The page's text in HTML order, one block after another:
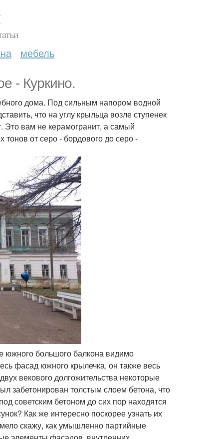
мебель
- Куркино.
дома. Под сильным напором водной
что на углу крыльца возле ступенек
Это вам не керамогранит, а самый
от серо - бордового до серо -
южного большого балкона видимо
фасад южного крылечка, он также весь
векового долгожительства некоторые
забетонирован толстым слоем бетона, что
советским бетоном до сих пор находятся
Как же интересно поскорее узнать их
скажу, как умышленно партийные